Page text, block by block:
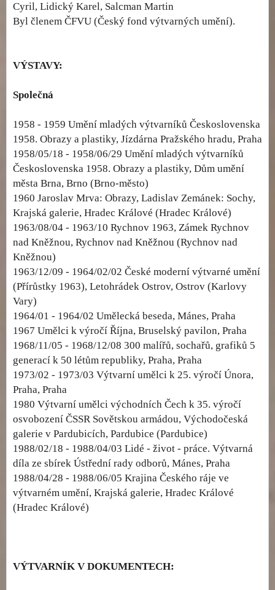
Cyril, Lidický Karel, Salcman Martin
Byl členem ČFVU (Český fond výtvarných umění).
VÝSTAVY:
Společná
1958 - 1959 Umění mladých výtvarníků Československa
1958. Obrazy a plastiky, Jízdárna Pražského hradu, Praha
1958/05/18 - 1958/06/29 Umění mladých výtvarníků
Československa 1958. Obrazy a plastiky, Dům umění
města Brna, Brno (Brno-město)
1960 Jaroslav Mrva: Obrazy, Ladislav Zemánek: Sochy,
Krajská galerie, Hradec Králové (Hradec Králové)
1963/08/04 - 1963/10 Rychnov 1963, Zámek Rychnov
nad Kněžnou, Rychnov nad Kněžnou (Rychnov nad
Kněžnou)
1963/12/09 - 1964/02/02 České moderní výtvarné umění
(Přírůstky 1963), Letohrádek Ostrov, Ostrov (Karlovy
Vary)
1964/01 - 1964/02 Umělecká beseda, Mánes, Praha
1967 Umělci k výročí Října, Bruselský pavilon, Praha
1968/11/05 - 1968/12/08 300 malířů, sochařů, grafiků 5
generací k 50 létům republiky, Praha, Praha
1973/02 - 1973/03 Výtvarní umělci k 25. výročí Února,
Praha, Praha
1980 Výtvarní umělci východních Čech k 35. výročí
osvobození ČSSR Sovětskou armádou, Východočeská
galerie v Pardubicích, Pardubice (Pardubice)
1988/02/18 - 1988/04/03 Lidé - život - práce. Výtvarná
díla ze sbírek Ústřední rady odborů, Mánes, Praha
1988/04/28 - 1988/06/05 Krajina Českého ráje ve
výtvarném umění, Krajská galerie, Hradec Králové
(Hradec Králové)
VÝTVARNÍK V DOKUMENTECH: